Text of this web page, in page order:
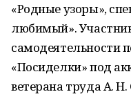
«Родные узоры»,
любимый».
самодеятельности
«Посиделки» под
ветерана труда А.